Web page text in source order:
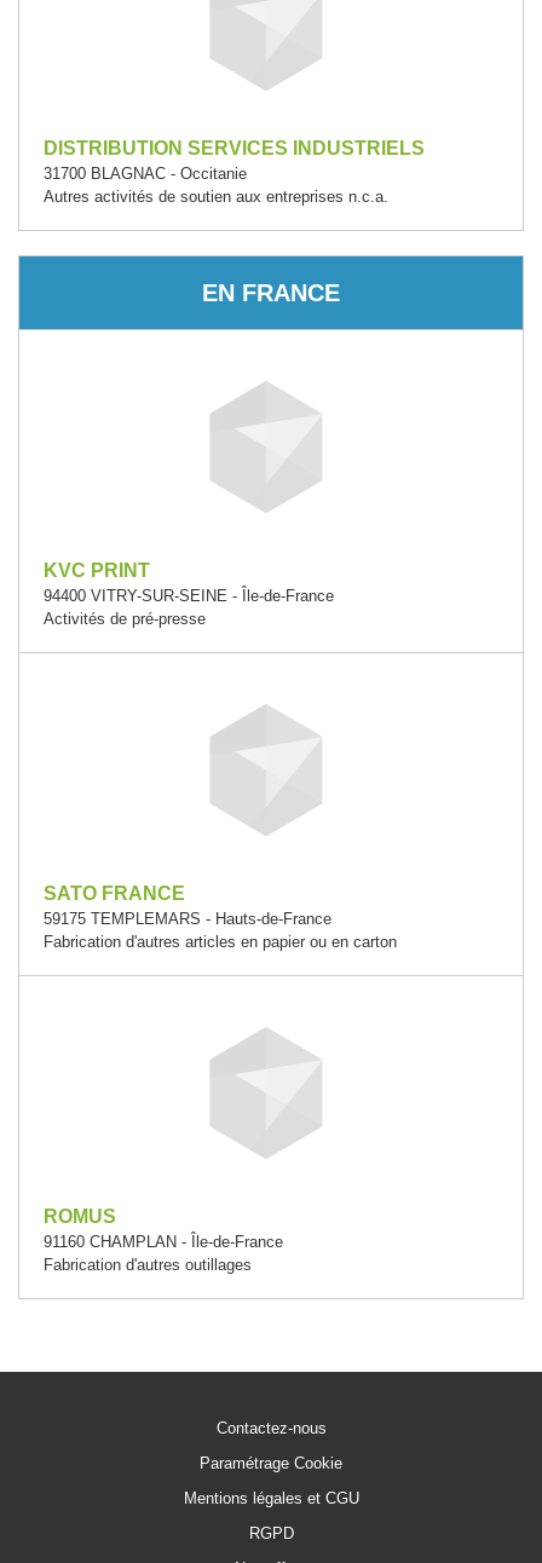
DISTRIBUTION SERVICES INDUSTRIELS
31700 BLAGNAC - Occitanie
Autres activités de soutien aux entreprises n.c.a.
EN FRANCE
KVC PRINT
94400 VITRY-SUR-SEINE - Île-de-France
Activités de pré-presse
SATO FRANCE
59175 TEMPLEMARS - Hauts-de-France
Fabrication d'autres articles en papier ou en carton
ROMUS
91160 CHAMPLAN - Île-de-France
Fabrication d'autres outillages
Contactez-nous
Paramétrage Cookie
Mentions légales et CGU
RGPD